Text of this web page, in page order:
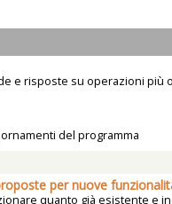
e risposte su operazioni più
del programma
per nuove
quanto già esistente e